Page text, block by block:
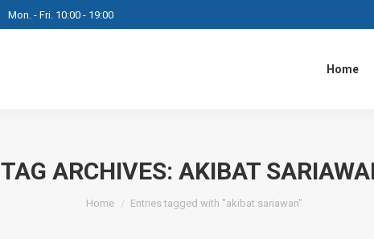
Mon. - Fri. 10:00 - 19:00
Home
TAG ARCHIVES: AKIBAT
You are here:
Home Entries tagged with "akibat sariawan"